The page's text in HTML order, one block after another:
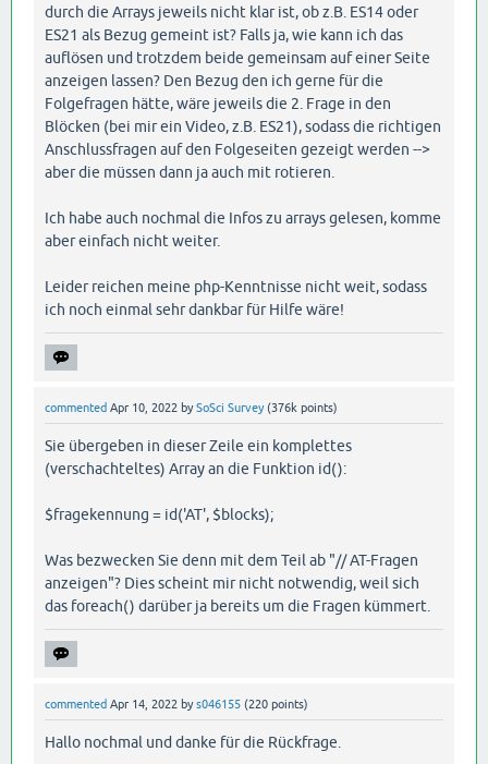
durch die Arrays jeweils nicht klar ist, ob z.B. ES14 oder
ES21 als Bezug gemeint ist? Falls ja, wie kann ich das
auflösen und trotzdem beide gemeinsam auf einer Seite
anzeigen lassen? Den Bezug den ich gerne für die
Folgefragen hätte, wäre jeweils die 2. Frage in den
Blöcken (bei mir ein Video, z.B. ES21), sodass die richtigen
Anschlussfragen auf den Folgeseiten gezeigt werden -->
aber die müssen dann ja auch mit rotieren.
Ich habe auch nochmal die Infos zu arrays gelesen, komme
aber einfach nicht weiter.
Leider reichen meine php-Kenntnisse nicht weit, sodass
ich noch einmal sehr dankbar für Hilfe wäre!
commented Apr 10, 2022 bySoSci Survey (376k points)
Sie übergeben in dieser Zeile ein komplettes
(verschachteltes) Array an die Funktion id():
$fragekennung = id('AT', $blocks);
Was bezwecken Sie denn mit dem Teil ab "// AT-Fragen
anzeigen"? Dies scheint mir nicht notwendig, weil sich
das foreach() darüber ja bereits um die Fragen kümmert.
commented Apr 14, 2022 bys046155 (220 points)
Hallo nochmal und danke für die Rückfrage.